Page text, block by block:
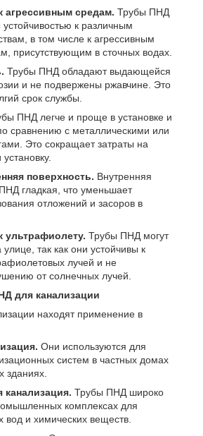
агрессивным средам. Трубы ПНД
к различным
в том числе к агрессивным
присутствующим в сточных водах.
Трубы ПНД обладают выдающейся
и не подвержены ржавчине. Это
срок службы.
ПНД легче и проще в установке и
сравнению с металлическими или
Это сокращает затраты на
поверхность. Внутренняя
гладкая, что уменьшает
отложений и засоров в
ультрафиолету. Трубы ПНД могут
улице, так как они устойчивы к
лучей и не
от солнечных лучей.
для канализации
находят применение в
Они используются для
систем в частных домах
зданиях.
Трубы ПНД широко
комплексах для
вод и химических веществ.